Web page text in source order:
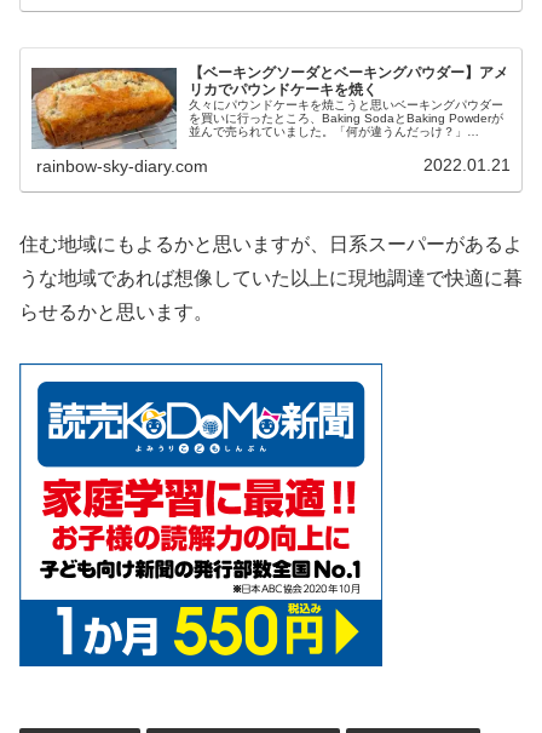
【ベーキングソーダとベーキングパウダー】アメ
リカでパウンドケーキを焼く
久々にパウンドケーキを焼こうと思いベーキングパウダー
を買いに行ったところ、Baking SodaとBaking Powderが
並んで売られていました。「何が違うんだっけ？」
rainbow-sky-diary.com 2022.01.21
住む地域にもよるかと思いますが、日系スーパーがあるよ
うな地域であれば想像していた以上に現地調達で快適に暮
らせるかと思います。